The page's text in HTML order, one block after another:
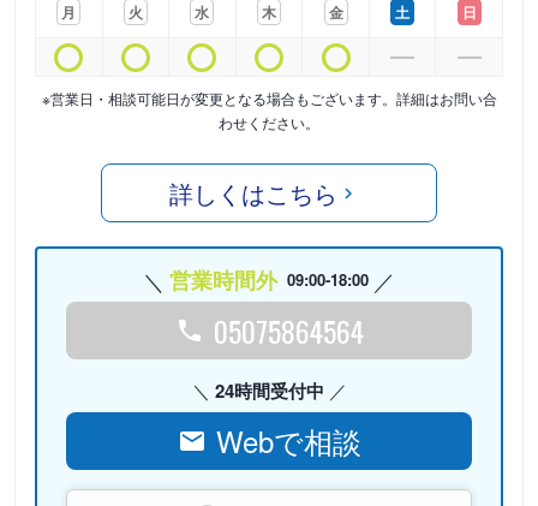
月
火
水
木
金
土
日
※営業日・相談可能日が変更となる場合もございます。詳細はお問い合
わせください。
詳しくはこちら
営業時間外 09:00-18:00
05075864564
24時間受付中
Webで相談